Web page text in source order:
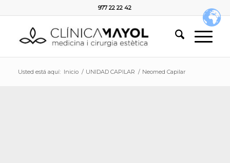
977 22 22 42
Usted está aquí: Inicio / UNIDAD CAPILAR / Neomed Capilar